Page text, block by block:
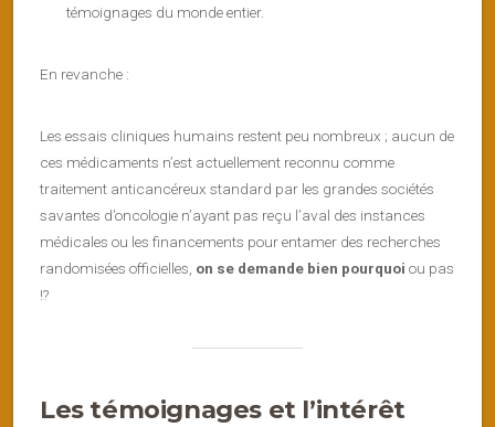
témoignages du monde entier.
En revanche :
Les essais cliniques humains restent peu nombreux ; aucun de
ces médicaments n’est actuellement reconnu comme
traitement anticancéreux standard par les grandes sociétés
savantes d’oncologie n’ayant pas reçu l’aval des instances
médicales ou les financements pour entamer des recherches
randomisées officielles, on se demande bien pourquoi ou pas
!?
Les témoignages et l’intérêt